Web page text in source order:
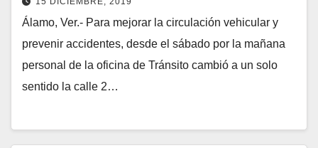
Álamo, Ver.- Para mejorar la circulación vehicular y
prevenir accidentes, desde el sábado por la mañana
personal de la oficina de Tránsito cambió a un solo
sentido la calle 2…